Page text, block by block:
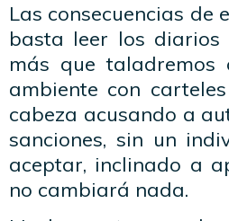
Las consecuencias
basta leer los diarios
más que taladremos
ambiente con
cabeza acusando a
sanciones, sin un
aceptar, inclinado a
no cambiará nada.